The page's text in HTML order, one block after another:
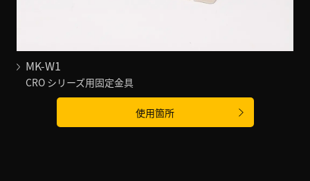
MK-W1
CRO シリーズ用固定金具
使用箇所